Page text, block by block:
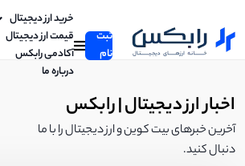
ثبت
نام
خرید ارز دیجیتال
قیمت ارز دیجیتال
آکادمی رابکس
درباره ما
اخبار ارز دیجیتال | رابکس
آخرین خبرهای بیت کوین و ارز دیجیتال را با ما
دنبال کنید.